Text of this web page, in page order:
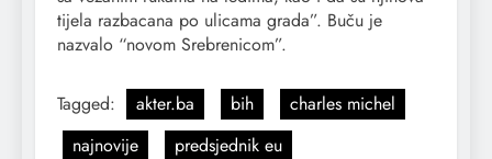
tijela razbacana po ulicama grada”. Buču je
nazvalo “novom Srebrenicom”.
Tagged: akter.ba bih
charles michel
najnovije
predsjednik eu